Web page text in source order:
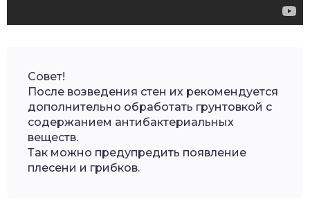
Совет!
После возведения стен их рекомендуется
дополнительно обработать грунтовкой с
содержанием антибактериальных
веществ.
Так можно предупредить появление
плесени и грибков.